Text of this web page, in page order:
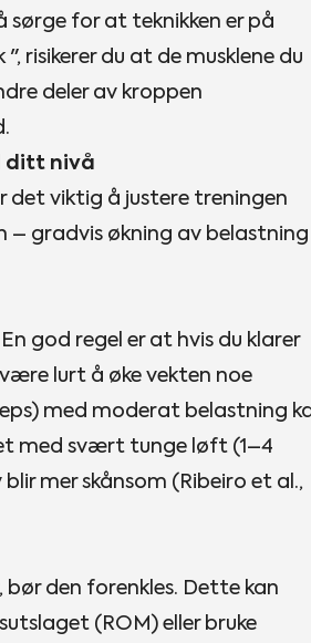
sørge for at teknikken er på
risikerer du at de musklene du
deler av kroppen
ditt nivå
det viktig å justere treningen
gradvis økning av belastning
god regel er at hvis du klarer
lurt å øke vekten noe
med moderat belastning
med svært tunge løft (1–4
mer skånsom (Ribeiro et al.,
bør den forenkles. Dette kan
(ROM) eller bruke